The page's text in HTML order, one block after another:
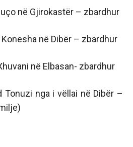
në Gjirokastër – zbardhur
në Dibër – zbardhur
në Elbasan- zbardhur
Tonuzi nga i vëllai në Dibër –